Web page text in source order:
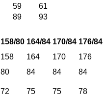
59
61
89 93
158/80 164/84 170/84 176/84
158 164 170
176
80 84 84 84
72 75 75 78